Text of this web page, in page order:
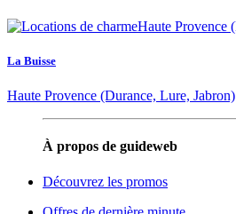
La Buisse
Haute Provence (Durance, Lure, Jabron)
À propos de guideweb
Découvrez les promos